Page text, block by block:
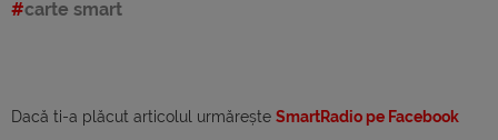
carte smart
Dacă ti-a plăcut articolul urmărește SmartRadio pe Facebook